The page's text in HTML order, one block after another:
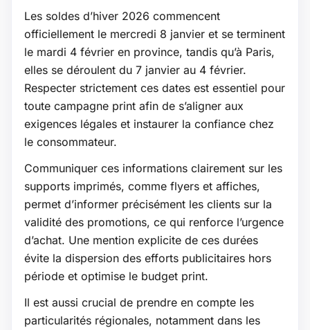
Les soldes d’hiver 2026 commencent
officiellement le mercredi 8 janvier et se terminent
le mardi 4 février en province, tandis qu’à Paris,
elles se déroulent du 7 janvier au 4 février.
Respecter strictement ces dates est essentiel pour
toute campagne print afin de s’aligner aux
exigences légales et instaurer la confiance chez
le consommateur.
Communiquer ces informations clairement sur les
supports imprimés, comme flyers et affiches,
permet d’informer précisément les clients sur la
validité des promotions, ce qui renforce l’urgence
d’achat. Une mention explicite de ces durées
évite la dispersion des efforts publicitaires hors
période et optimise le budget print.
Il est aussi crucial de prendre en compte les
particularités régionales, notamment dans les